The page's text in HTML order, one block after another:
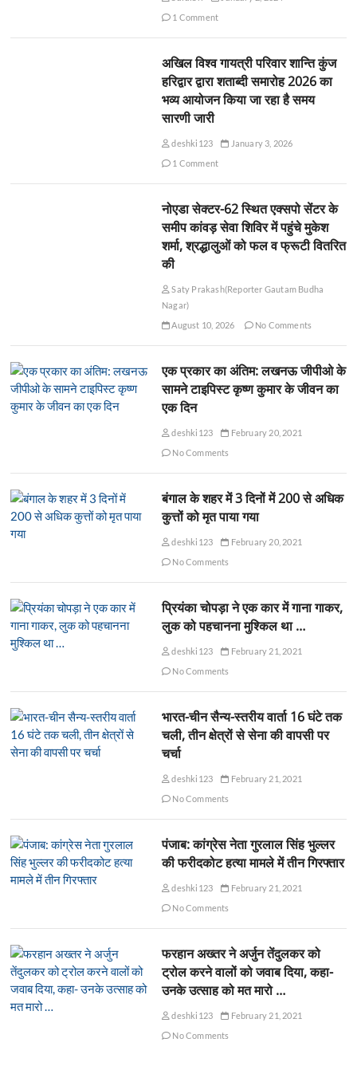
1 Comment
अखिल विश्व गायत्री परिवार शान्ति कुंज
हरिद्वार द्वारा शताब्दी समारोह 2026 का
भव्य आयोजन किया जा रहा है समय
सारणी जारी
deshki123
January 3, 2026
1 Comment
नोएडा सेक्टर-62 स्थित एक्सपो सेंटर के
समीप कांवड़ सेवा शिविर में पहुंचे मुकेश
शर्मा, श्रद्धालुओं को फल व फ्रूटी वितरित
की
Saty Prakash(Reporter Gautam Budha
Nagar)
August 10, 2026
No Comments
एक प्रकार का अंतिम: लखनऊ जीपीओ के
सामने टाइपिस्ट कृष्ण कुमार के जीवन का
एक दिन
deshki123
February 20, 2021
No Comments
बंगाल के शहर में 3 दिनों में 200 से अधिक
कुत्तों को मृत पाया गया
deshki123
February 20, 2021
No Comments
प्रियंका चोपड़ा ने एक कार में गाना गाकर,
लुक को पहचानना मुश्किल था …
deshki123
February 21, 2021
No Comments
भारत-चीन सैन्य-स्तरीय वार्ता 16 घंटे तक
चली, तीन क्षेत्रों से सेना की वापसी पर
चर्चा
deshki123
February 21, 2021
No Comments
पंजाब: कांग्रेस नेता गुरलाल सिंह भुल्लर
की फरीदकोट हत्या मामले में तीन गिरफ्तार
deshki123
February 21, 2021
No Comments
फरहान अख्तर ने अर्जुन तेंदुलकर को
ट्रोल करने वालों को जवाब दिया, कहा-
उनके उत्साह को मत मारो …
deshki123
February 21, 2021
No Comments